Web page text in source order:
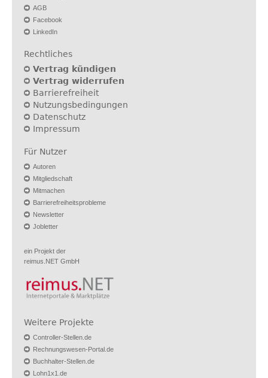
AGB
Facebook
LinkedIn
Rechtliches
Vertrag kündigen
Vertrag widerrufen
Barrierefreiheit
Nutzungsbedingungen
Datenschutz
Impressum
Für Nutzer
Autoren
Mitgliedschaft
Mitmachen
Barrierefreiheitsprobleme
Newsletter
Jobletter
ein Projekt der
reimus.NET GmbH
Weitere Projekte
Controller-Stellen.de
Rechnungswesen-Portal.de
Buchhalter-Stellen.de
Lohn1x1.de